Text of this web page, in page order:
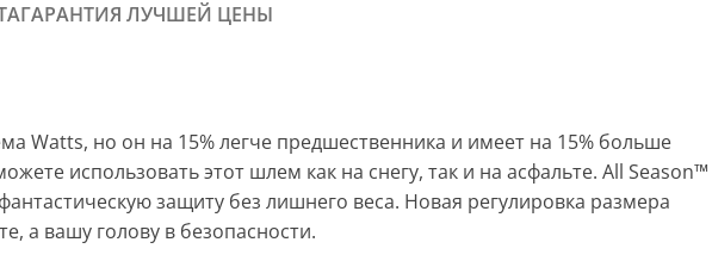
ГАРАНТИЯ ЛУЧШЕЙ ЦЕНЫ
Watts, но он на 15% легче предшественника и имеет на 15% больше
использовать этот шлем как на снегу, так и на асфальте. All Season™
защиту без лишнего веса. Новая регулировка размера
а вашу голову в безопасности.